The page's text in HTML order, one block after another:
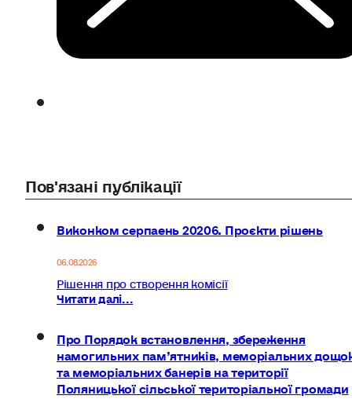
Пов'язані публікації
Виконком серпаень 20206. Проєкти рішень
06.08.2026
Рішення про створення комісії
Читати далі...
Про Порядок встановлення, збереження
намогильних пам’ятників, меморіальних
та меморіальних банерів на території
Поляницької сільської територіальної громади